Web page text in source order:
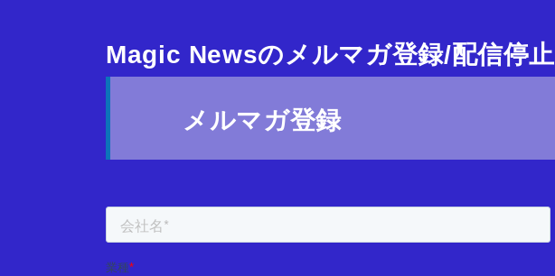
Magic Newsのメルマガ登録/配信停止
メルマガ登録